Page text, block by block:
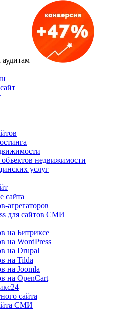
недвижимости
услуг
сайта
агрегаторов
для сайтов СМИ
на Битриксе
на WordPress
на Drupal
на Tilda
на Joomla
на OpenCart
сайта
СМИ